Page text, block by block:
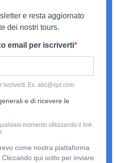
e resta aggiornato
dei nostri tours.
email per iscriverti
iscriverti. Es. abc@xyz.com
e di ricevere le
momento utilizzando il link
come nostra piattaforma
qui sotto per inviare